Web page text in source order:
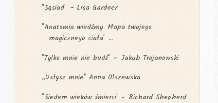
"Sąsiad" – Lisa Gardner
"Anatomia wiedźmy. Mapa twojego
magicznego ciała" ...
"Tylko mnie nie budź" – Jakub Trojanowski
„Usłysz mnie" Anna Olszewska
"Siedem wieków śmierci" – Richard Shepherd